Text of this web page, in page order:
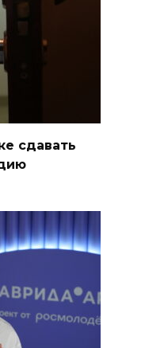
сдавать